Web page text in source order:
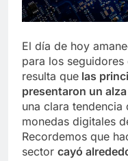
El día de hoy
para los
resulta que las
presentaron un
una clara
monedas digitales
Recordemos que
sector cayó